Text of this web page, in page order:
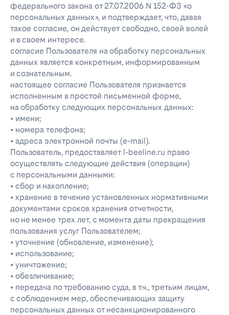
федерального закона от 27.07.2006 N 152-ФЗ «о
персональных данных», и подтверждает, что, давая
такое согласие, он действует свободно, своей волей
и в своем интересе.
согласие Пользователя на обработку персональных
данных является конкретным, информированным
и сознательным.
настоящее согласие Пользователя признается
исполненным в простой письменной форме,
на обработку следующих персональных данных:
• имени;
• номера телефона;
• адреса электронной почты (e-mail).
Пользователь, предоставляет l-beeline.ru право
осуществлять следующие действия (операции)
с персональными данными:
• сбор и накопление;
• хранение в течение установленных нормативными
документами сроков хранения отчетности,
но не менее трех лет, с момента даты прекращения
пользования услуг Пользователем;
• уточнение (обновление, изменение);
• использование;
• уничтожение;
• обезличивание;
• передача по требованию суда, в т.ч., третьим лицам,
с соблюдением мер, обеспечивающих защиту
персональных данных от несанкционированного